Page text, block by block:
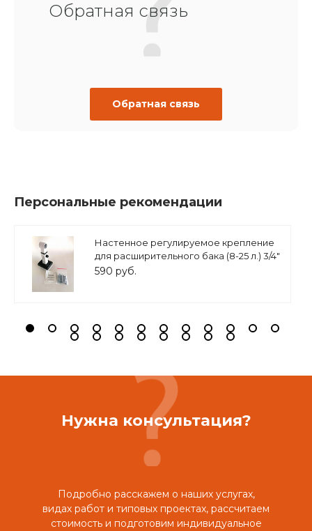
Обратная связь
Обратная связь
Персональные рекомендации
Настенное регулируемое крепление
для расширительного бака (8-25 л.) 3/4"
белое, ASKON
590 руб.
Нужна консультация?
Подробно расскажем о наших услугах,
видах работ и типовых проектах, рассчитаем
стоимость и подготовим индивидуальное